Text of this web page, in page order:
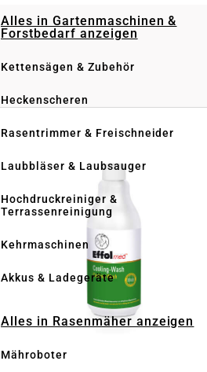
Alles in Gartenmaschinen &
Forstbedarf anzeigen
Kettensägen & Zubehör
Heckenscheren
Rasentrimmer & Freischneider
Laubbläser & Laubsauger
Hochdruckreiniger &
Terrassenreinigung
Kehrmaschinen
Akkus & Ladegeräte
Alles in Rasenmäher anzeigen
Mähroboter